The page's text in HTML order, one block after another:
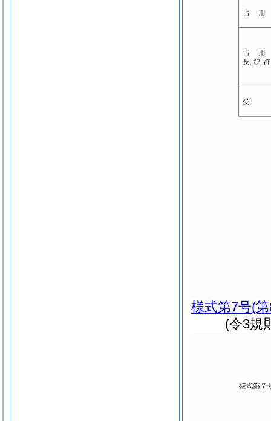
様式第7号(
(令3規